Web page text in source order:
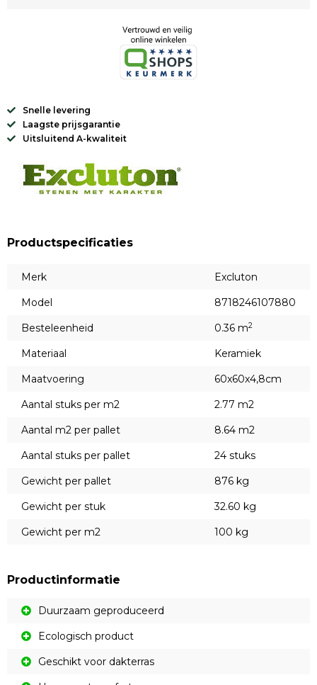
Snelle levering
Laagste prijsgarantie
Uitsluitend A-kwaliteit
Productspecificaties
Merk
Excluton
Model
8718246107880
Besteleenheid
0.36 m2
Materiaal
Keramiek
Maatvoering
60x60x4,8cm
Aantal stuks per m2
2.77 m2
Aantal m2 per pallet
8.64 m2
Aantal stuks per pallet
24 stuks
Gewicht per pallet
876 kg
Gewicht per stuk
32.60 kg
Gewicht per m2
100 kg
Productinformatie
Duurzaam geproduceerd
Ecologisch product
Geschikt voor dakterras